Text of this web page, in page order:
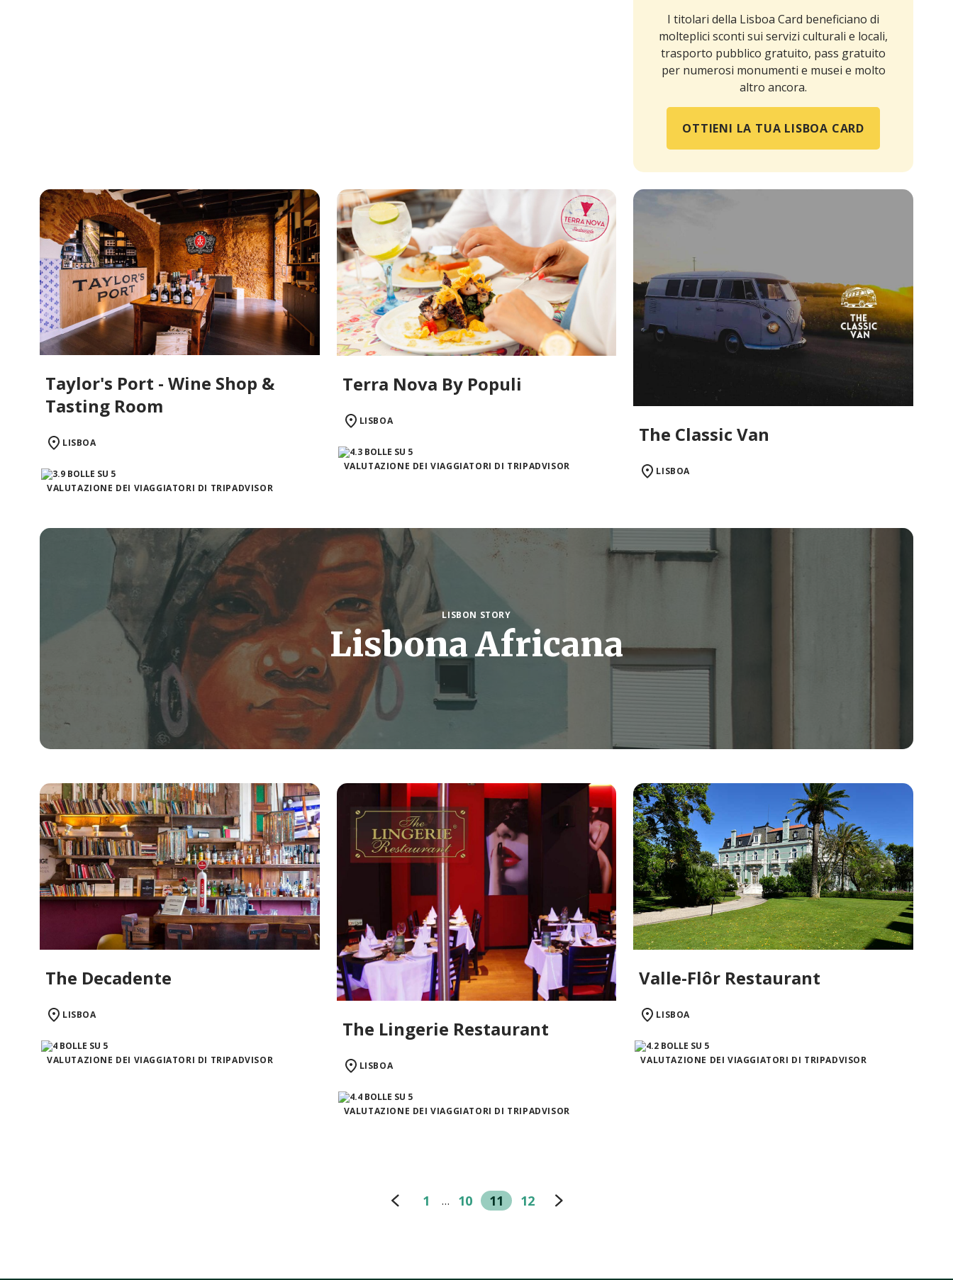
I titolari della Lisboa Card beneficiano di
molteplici sconti sui servizi culturali e locali,
trasporto pubblico gratuito, pass gratuito
per numerosi monumenti e musei e molto
altro ancora.
OTTIENI LA TUA LISBOA CARD
Taylor's Port - Wine Shop &
Tasting Room
LISBOA
VALUTAZIONE DEI VIAGGIATORI DI TRIPADVISOR
Terra Nova By Populi
LISBOA
VALUTAZIONE DEI VIAGGIATORI DI TRIPADVISOR
The Classic Van
LISBOA
LISBON STORY
Lisbona Africana
The Decadente
LISBOA
VALUTAZIONE DEI VIAGGIATORI DI TRIPADVISOR
The Lingerie Restaurant
LISBOA
VALUTAZIONE DEI VIAGGIATORI DI TRIPADVISOR
Valle-Flôr Restaurant
LISBOA
VALUTAZIONE DEI VIAGGIATORI DI TRIPADVISOR
1 … 10 11 12